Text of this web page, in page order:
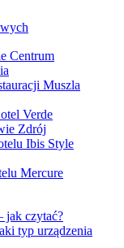
Centrum
Muszla
Verde
Zdrój
Ibis Style
Mercure
jak czytać?
typ urządzenia